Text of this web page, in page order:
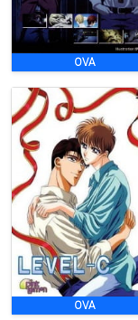
OVA
OVA